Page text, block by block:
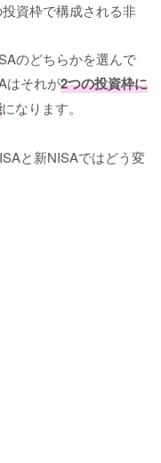
資枠で構成される非
のどちらかを選んで
はそれが2つの投資枠に
になります。
と新NISAではどう変